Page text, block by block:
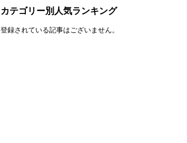
カテゴリー別人気ランキング
登録されている記事はございません。